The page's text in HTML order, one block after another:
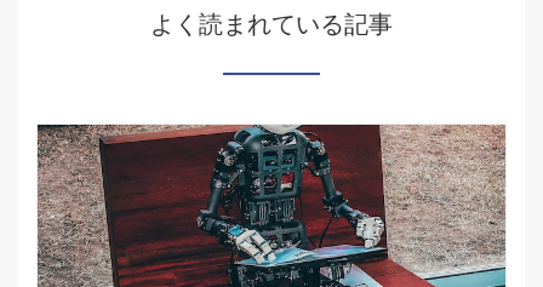
よく読まれている記事